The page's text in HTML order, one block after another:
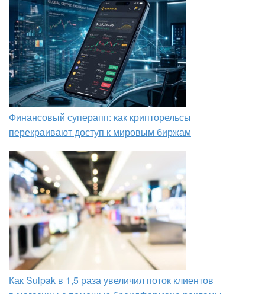
Финансовый суперапп: как крипторельсы
перекраивают доступ к мировым биржам
Как Sulpak в 1,5 раза увеличил поток клиентов